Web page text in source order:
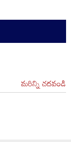
మరిన్ని చదవండి